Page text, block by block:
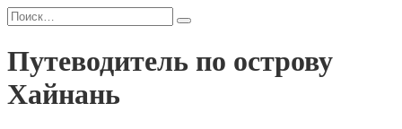
Перейти
к
Search
for:
Путеводитель по острову
Хайнань